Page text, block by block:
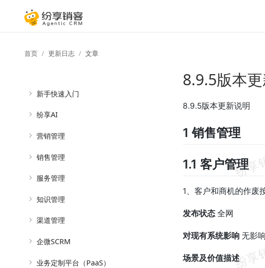
首页 更新日志 文章
新手快速入门
纷享AI
营销管理
销售管理
服务管理
知识管理
渠道管理
企微SCRM
业务定制平台（PaaS）
8.9.5版本
8.9.5版本更新说明
1 销售管理
1.1 客户管理
1、客户和商机的作废
发布状态 全网
对现有系统影响 无影响
场景及价值描述